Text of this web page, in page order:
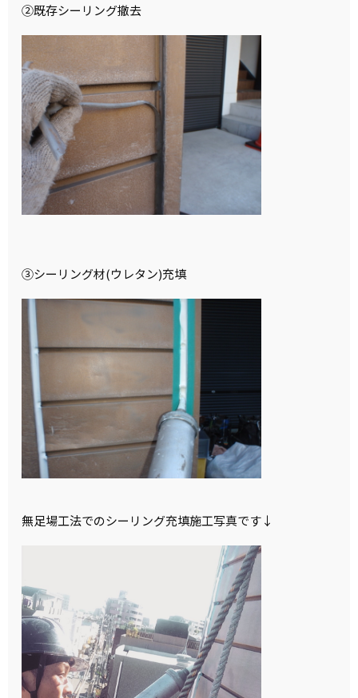
②既存シーリング撤去
③シーリング材(ウレタン)充填
無足場工法でのシーリング充填施工写真です↓